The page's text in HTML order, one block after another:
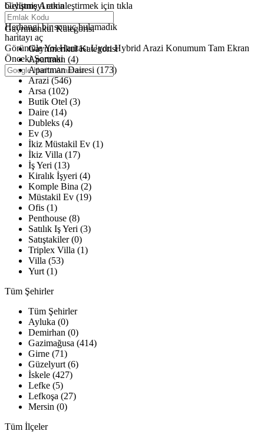
büyütmeyi etkinleştirmek için tıkla
Haritalar yükleniyor
Herhangi bir sonuç bulamadık
haritayı aç
GörüntüleYol Haritası Uydu Hybrid Arazi Konumum Tam Ekran
Önceki Sonraki
Gelişmiş Arama
Gayrimenkul Kategorisi
Gayrimenkul Kategorisi
Apartman (4)
Apartman Dairesi (173)
Arazi (546)
Arsa (102)
Butik Otel (3)
Daire (14)
Dubleks (4)
Ev (3)
İkiz Müstakil Ev (1)
İkiz Villa (17)
İş Yeri (13)
Kiralık İşyeri (4)
Komple Bina (2)
Müstakil Ev (19)
Ofis (1)
Penthouse (8)
Satılık Iş Yeri (3)
Satıştakiler (0)
Triplex Villa (1)
Villa (53)
Yurt (1)
Tüm Şehirler
Tüm Şehirler
Ayluka (0)
Demirhan (0)
Gazimağusa (414)
Girne (71)
Güzelyurt (6)
İskele (427)
Lefke (5)
Lefkoşa (27)
Mersin (0)
Tüm İlçeler